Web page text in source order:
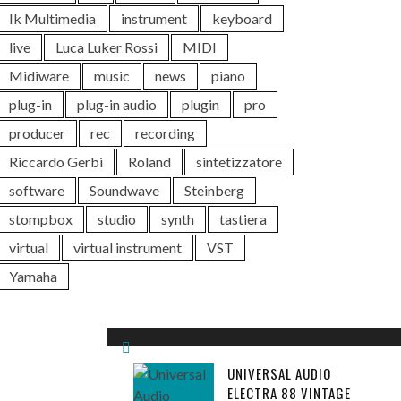
UNIVERSAL AUDIO
ELECTRA 88 VINTAGE
Ik Multimedia
instrument
keyboard
live
Luca Luker Rossi
MIDI
Midiware
music news
piano
plug-in
plug-in audio plugin
pro
producer
rec
recording
Riccardo Gerbi
Roland
sintetizzatore
software
Soundwave
Steinberg
stompbox
studio synth
tastiera
virtual
virtual instrument
VST
Yamaha